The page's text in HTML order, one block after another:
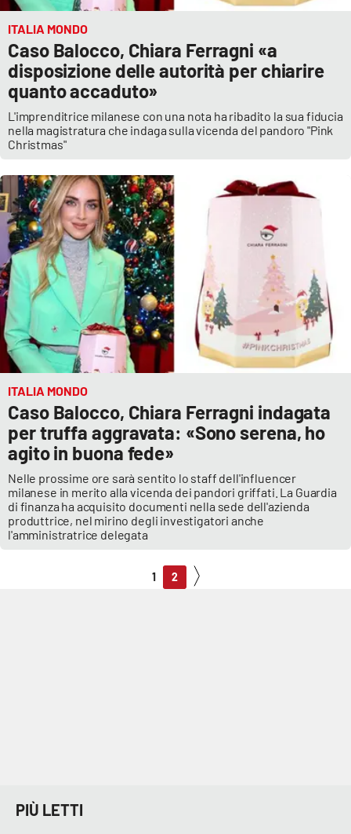
ITALIA MONDO
Caso Balocco, Chiara Ferragni «a
disposizione delle autorità per chiarire
quanto accaduto»
L'imprenditrice milanese con una nota ha ribadito la sua fiducia
nella magistratura che indaga sulla vicenda del pandoro "Pink
Christmas"
ITALIA MONDO
Caso Balocco, Chiara Ferragni indagata
per truffa aggravata: «Sono serena, ho
agito in buona fede»
Nelle prossime ore sarà sentito lo staff dell'influencer
milanese in merito alla vicenda dei pandori griffati. La Guardia
di finanza ha acquisito documenti nella sede dell'azienda
produttrice, nel mirino degli investigatori anche
l'amministratrice delegata
1 2
PIÙ LETTI